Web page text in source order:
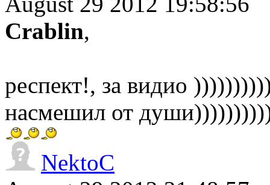
Crablin,
респект!, за видио
насмешил от
NektoC